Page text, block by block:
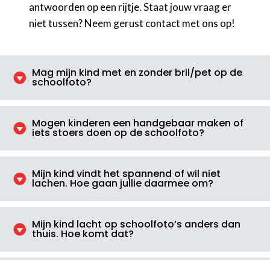
antwoorden op een rijtje. Staat jouw vraag er
niet tussen? Neem gerust contact met ons op!
 Mag mijn kind met en zonder bril/pet op de
schoolfoto?
 Mogen kinderen een handgebaar maken of
iets stoers doen op de schoolfoto?
 Mijn kind vindt het spannend of wil niet
lachen. Hoe gaan jullie daarmee om?
 Mijn kind lacht op schoolfoto’s anders dan
thuis. Hoe komt dat?